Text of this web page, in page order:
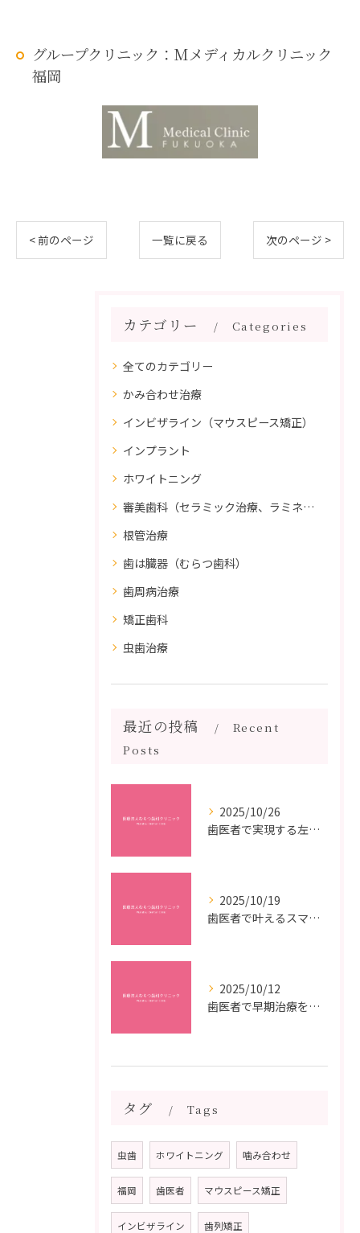
グループクリニック：Mメディカルクリニック
福岡
< 前のページ 一覧に戻る 次のページ >
カテゴリー Categories
全てのカテゴリー
かみ合わせ治療
インビザライン（マウスピース矯正）
インプラント
ホワイトニング
審美歯科（セラミック治療、ラミネートべニア、ダイレクトボンディング）
根管治療
歯は臓器（むらつ歯科）
歯周病治療
矯正歯科
虫歯治療
最近の投稿
Recent
Posts
2025/10/26
歯医者で実現する左右対称治療のポイントと矯正治療選びの疑問解決ガイド
2025/10/19
歯医者で叶えるスマイルメイクオーバーなら福岡県福岡市博多区博多駅前の最新矯正治療解説
2025/10/12
歯医者で早期治療を受けるメリットと虫歯悪化を防ぐ最短ステップ
タグ Tags
虫歯 ホワイトニング 噛み合わせ
福岡 歯医者 マウスピース矯正
インビザライン 歯列矯正